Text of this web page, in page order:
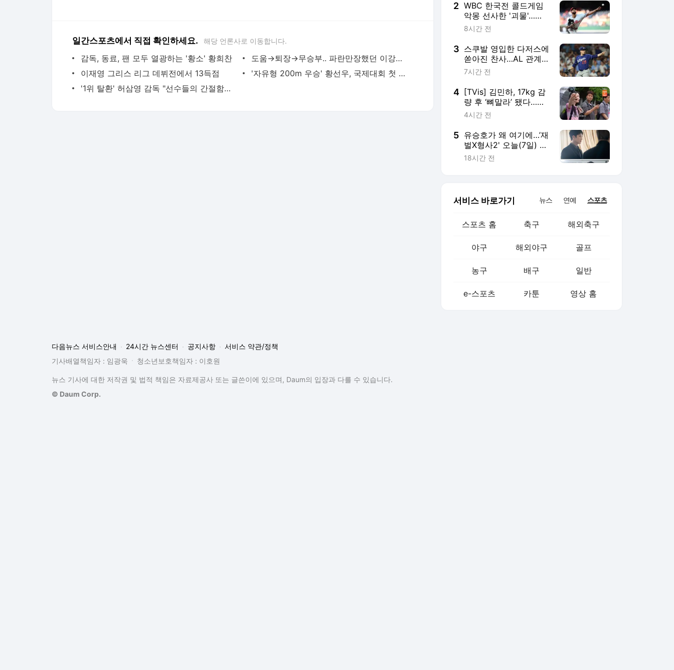
일간스포츠에서 직접 확인하세요. 해당 언론사로 이동합니다.
감독, 동료, 팬 모두 열광하는 '황소' 황희찬
도움→퇴장→무승부.. 파란만장했던 이강인의 친정팀 대결
이재영 그리스 리그 데뷔전에서 13득점
'자유형 200m 우승' 황선우, 국제대회 첫 금메달
'1위 탈환' 허삼영 감독 "선수들의 간절함이 빛을 발한다 "
2 WBC 한국전 콜드게임
악몽 선사한 '괴물'…
MLB 시즌 15승 고지 선
8시간 전
3 스쿠발 영입한 다저스에
쏟아진 찬사…AL 관계자
"우리가 NL에 있지 않아
7시간 전
4 [TVis] 김민하, 17kg 감
량 후 ‘뼈말라’ 됐다…전
현무도 깜짝 “완전 다른
4시간 전
5 유승호가 왜 여기에…’재
벌X형사2' 오늘(7일) 첫
방송
18시간 전
서비스 바로가기 뉴스 연예 스포츠
스포츠 홈 축구 해외축구
야구 해외야구 골프
농구 배구 일반
e-스포츠 카툰 영상 홈
다음뉴스 서비스안내 24시간 뉴스센터 공지사항
서비스 약관/정책
기사배열책임자 : 임광욱
청소년보호책임자 : 이호원
뉴스 기사에 대한 저작권 및 법적 책임은 자료제공사 또는 글쓴이에 있으며, Daum의 입장과 다를 수 있습니다.
© Daum Corp.